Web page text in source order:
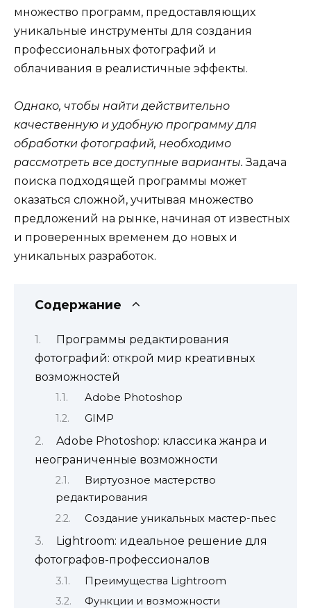
множество программ, предоставляющих
уникальные инструменты для создания
профессиональных фотографий и
облачивания в реалистичные эффекты.
Однако, чтобы найти действительно
качественную и удобную программу для
обработки фотографий, необходимо
рассмотреть все доступные варианты. Задача
поиска подходящей программы может
оказаться сложной, учитывая множество
предложений на рынке, начиная от известных
и проверенных временем до новых и
уникальных разработок.
Содержание
Программы редактирования
фотографий: открой мир креативных
возможностей
Adobe Photoshop
GIMP
Adobe Photoshop: классика жанра и
неограниченные возможности
Виртуозное мастерство
редактирования
Создание уникальных мастер-пьес
Lightroom: идеальное решение для
фотографов-профессионалов
Преимущества Lightroom
Функции и возможности